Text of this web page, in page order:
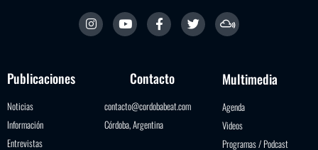
Publicaciones
Noticias
Información
Entrevistas
Contacto
contacto@cordobabeat.com
Córdoba, Argentina
Multimedia
Agenda
Videos
Programas / Podcast